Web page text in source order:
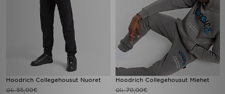
Hoodrich Collegehousut Nuoret
Oli55,00€
Hoodrich Collegehousut Miehet
Oli70,00€